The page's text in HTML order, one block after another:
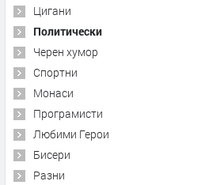
Цигани
Политически
Черен хумор
Спортни
Монаси
Програмисти
Любими Герои
Бисери
Разни